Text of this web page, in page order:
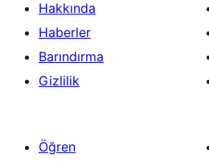
Hakkında
Haberler
Barındırma
Gizlilik
Öğren